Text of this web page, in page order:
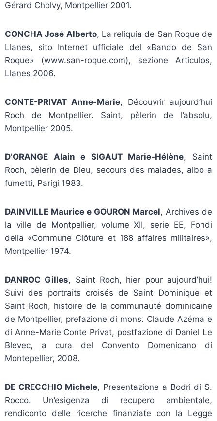
Gérard Cholvy, Montpellier 2001.
CONCHA José Alberto, La reliquia de San Roque de
Llanes, sito Internet ufficiale del «Bando de San
Roque» (www.san-roque.com), sezione Articulos,
Llanes 2006.
CONTE-PRIVAT Anne-Marie, Découvrir aujourd’hui
Roch de Montpellier. Saint, pèlerin de l’absolu,
Montpellier 2005.
D’ORANGE Alain e SIGAUT Marie-Hélène, Saint
Roch, pèlerin de Dieu, secours des malades, albo a
fumetti, Parigi 1983.
DAINVILLE Maurice e GOURON Marcel, Archives de
la ville de Montpellier, volume XII, serie EE, Fondi
della «Commune Clôture et 188 affaires militaires»,
Montpellier 1974.
DANROC Gilles, Saint Roch, hier pour aujourd’hui!
Suivi des portraits croisés de Saint Dominique et
Saint Roch, histoire de la communauté dominicaine
de Montpellier, prefazione di mons. Claude Azéma e
di Anne-Marie Conte Privat, postfazione di Daniel Le
Blevec, a cura del Convento Domenicano di
Montepellier, 2008.
DE CRECCHIO Michele, Presentazione a Bodri di S.
Rocco. Un’esigenza di recupero ambientale,
rendiconto delle ricerche finanziate con la Legge